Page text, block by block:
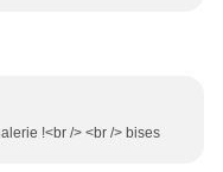
!<br /> <br /> bises